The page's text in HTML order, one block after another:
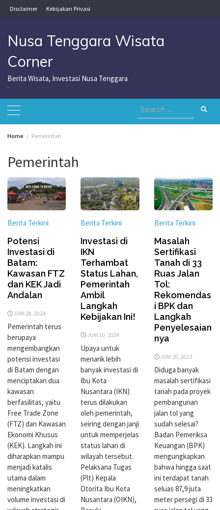
Skip
to
Disclaimer Kebijakan Privasi
Nusa Tenggara Wisata
Corner
Berita Wisata, Investasi Nusa Tenggara
Search
for:
Home Pemerintah
Pemerintah
Berita Terkini
Potensi
Investasi di
Batam:
Kawasan FTZ
dan KEK Jadi
Andalan
JUNI 28, 2024
Pemerintah terus
berupaya
mengembangkan
potensi investasi
di Batam dengan
menciptakan dua
kawasan
berfasilitas, yaitu
Free Trade Zone
(FTZ) dan Kawasan
Ekonomi Khusus
(KEK). Langkah ini
diharapkan mampu
menjadi katalis
utama dalam
meningkatkan
volume investasi di
Berita Terkini
Investasi di
IKN
Terhambat
Status Lahan,
Pemerintah
Ambil
Langkah
Kebijakan Ini!
JUNI 10, 2024
Upaya untuk
menarik lebih
banyak investasi di
Ibu Kota
Nusantara (IKN)
terus dilakukan
oleh pemerintah,
seiring dengan janji
untuk memperjelas
status lahan di
wilayah tersebut.
Pelaksana Tugas
(Plt) Kepala
Otorita Ibu Kota
Nusantara (OIKN),
Berita Terkini
Masalah
Sertifikasi
Tanah di 33
Ruas Jalan
Tol:
Rekomendas
i BPK dan
Langkah
Penyelesaian
nya
JUNI 20, 2023
Diduga banyak
masalah sertifikasi
tanah pada proyek
pembangunan
jalan tol yang
sudah selesai?
Badan Pemeriksa
Keuangan (BPK)
mengungkapkan
bahwa hingga saat
ini terdapat tanah
seluas 87,9 juta
meter persegi di 33